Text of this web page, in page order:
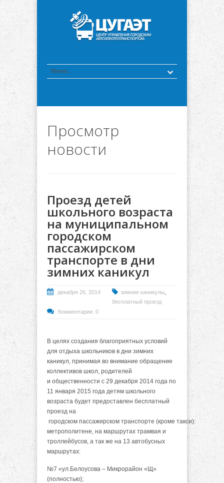
Просмотр
новости
Проезд детей
школьного возраста
на муниципальном
городском
пассажирском
транспорте в дни
зимних каникул
декабря 26, 2014 зимние каникулы,
бесплатный проезд
Комментарии: 0
В целях создания благоприятных условий
для отдыха школьников в дни зимних
каникул, принимая во внимание обращение
коллективов школ, родителей
и общественности с 29 декабря 2014 года по
11 января 2015 года детям школьного
возраста будет предоставлен бесплатный
проезд на
городском пассажирском транспорте (кроме такси):
метрополитене, на маршрутах трамвая и
троллейбусов, а так же на 13 автобусных
маршрутах:
№7 «ул.Белоусова – Микрорайон «Щ»
(полностью);